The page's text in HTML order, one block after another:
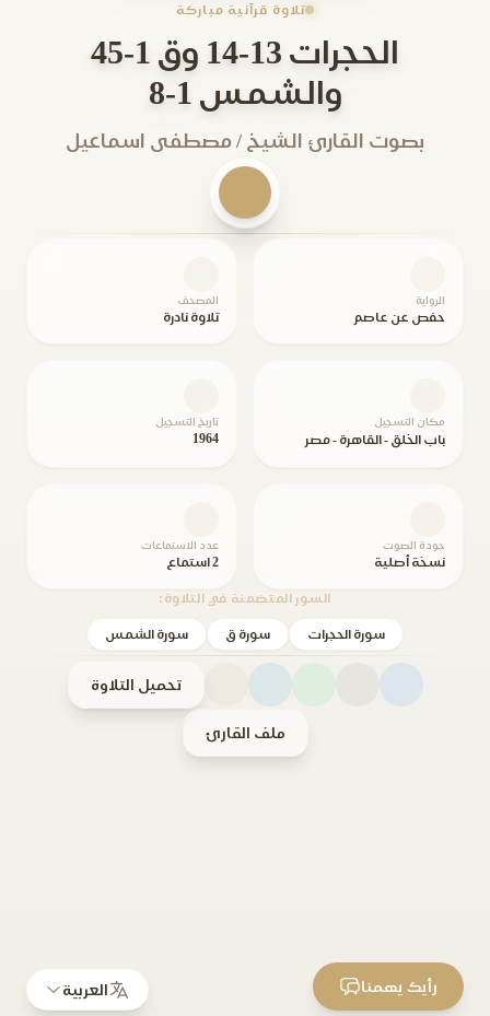
تلاوة قرآنية مباركة
الحجرات 13-14 وق 1-45
والشمس 1-8
بصوت القارئ الشيخ / مصطفى اسماعيل
الرواية
حفص عن عاصم
المصحف
تلاوة نادرة
مكان التسجيل
باب الخلق - القاهرة - مصر
تاريخ التسجيل
1964
جودة الصوت
نسخة أصلية
عدد الاستماعات
2 استماع
السور المتضمنة في التلاوة:
سورة الحجرات سورة ق سورة الشمس
تحميل التلاوة
ملف القارئ
العربية رأيك يهمنا